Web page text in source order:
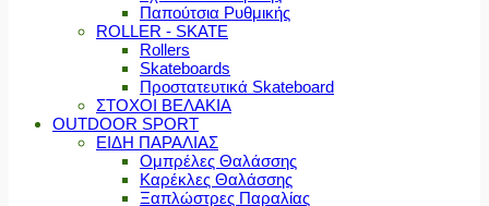
Παπούτσια Ρυθμικής
ROLLER - SKATE
Rollers
Skateboards
Προστατευτικά Skateboard
ΣΤΟΧΟΙ ΒΕΛΑΚΙΑ
OUTDOOR SPORT
ΕΙΔΗ ΠΑΡΑΛΙΑΣ
Ομπρέλες Θαλάσσης
Καρέκλες Θαλάσσης
Ξαπλώστρες Παραλίας